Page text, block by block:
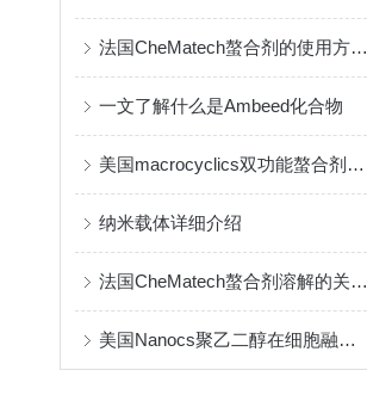
法国CheMatech螯合剂的使用方法很简单
一文了解什么是Ambeed化合物
美国macrocyclics双功能螯合剂的包装、贮存和使用事项
纳米载体详细介绍
法国CheMatech螯合剂溶解的关键注意事项
美国Nanocs聚乙二醇在细胞融合中的优点